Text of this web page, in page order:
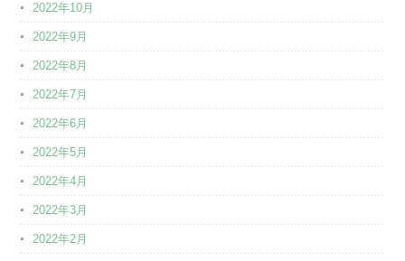
2022年10月
2022年9月
2022年8月
2022年7月
2022年6月
2022年5月
2022年4月
2022年3月
2022年2月